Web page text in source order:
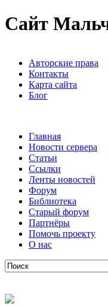
Сайт
Авторские права
Контакты
Карта сайта
Блог
Главная
Новости сервера
Статьи
Ссылки
Ленты новостей
Форум
Библиотека
Старый форум
Партнёры
Помочь проекту
О нас